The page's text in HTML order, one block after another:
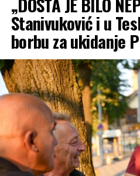
Stanivuković i u
borbu za ukidanje